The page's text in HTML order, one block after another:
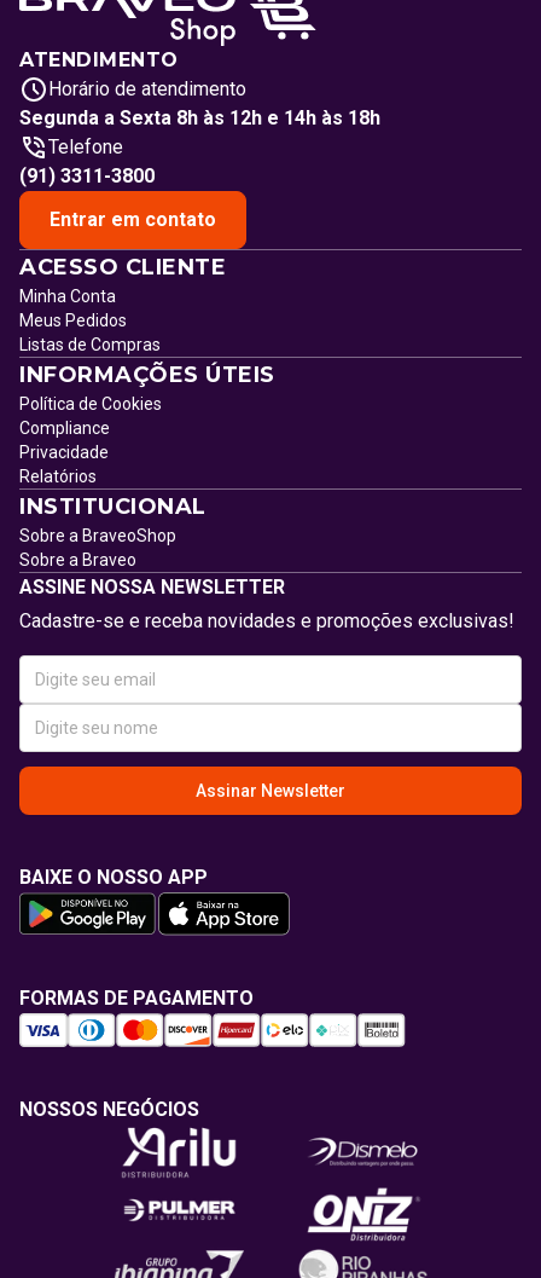
ATENDIMENTO
Horário de atendimento
Segunda a Sexta 8h às 12h e 14h às 18h
Telefone
(91) 3311-3800
Entrar em contato
ACESSO CLIENTE
Minha Conta
Meus Pedidos
Listas de Compras
INFORMAÇÕES ÚTEIS
Política de Cookies
Compliance
Privacidade
Relatórios
INSTITUCIONAL
Sobre a BraveoShop
Sobre a Braveo
ASSINE NOSSA NEWSLETTER
Cadastre-se e receba novidades e promoções exclusivas!
Assinar Newsletter
BAIXE O NOSSO APP
FORMAS DE PAGAMENTO
NOSSOS NEGÓCIOS